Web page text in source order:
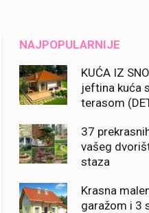
NAJPOPULARNIJE
KUĆA IZ
jeftina kuća
terasom
37
vašeg
staza
Krasna
garažom i 3